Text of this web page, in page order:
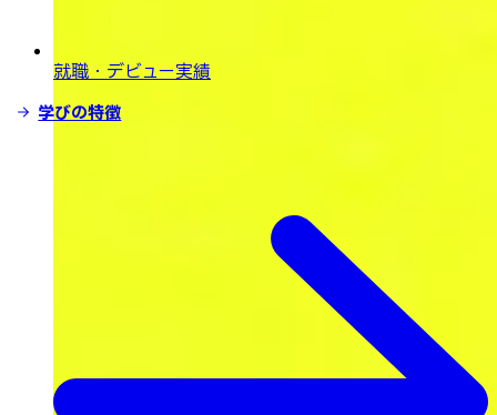
就職・デビュー実績
学びの特徴